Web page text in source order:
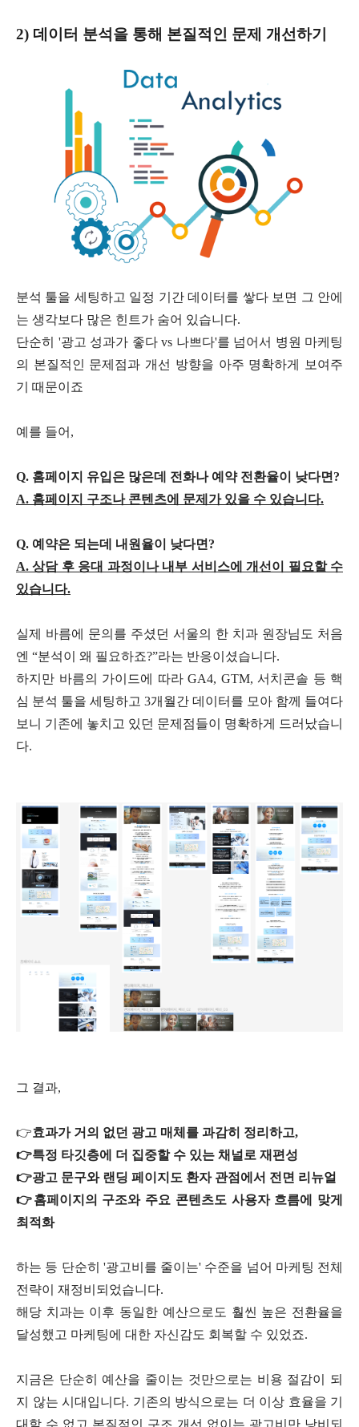
2) 데이터 분석을 통해 본질적인 문제 개선하기
분석 툴을 세팅하고 일정 기간 데이터를 쌓다 보면 그 안에
는 생각보다 많은 힌트가 숨어 있습니다.
단순히 '광고 성과가 좋다 vs 나쁘다'를 넘어서 병원 마케팅
의 본질적인 문제점과 개선 방향을 아주 명확하게 보여주
기 때문이죠
예를 들어,
Q. 홈페이지 유입은 많은데 전화나 예약 전환율이 낮다면?
A. 홈페이지 구조나 콘텐츠에 문제가 있을 수 있습니다.
Q. 예약은 되는데 내원율이 낮다면?
A. 상담 후 응대 과정이나 내부 서비스에 개선이 필요할 수
있습니다.
실제 바름에 문의를 주셨던 서울의 한 치과 원장님도 처음
엔 “분석이 왜 필요하죠?”라는 반응이셨습니다.
하지만 바름의 가이드에 따라 GA4, GTM, 서치콘솔 등 핵
심 분석 툴을 세팅하고 3개월간 데이터를 모아 함께 들여다
보니 기존에 놓치고 있던 문제점들이 명확하게 드러났습니
다.
그 결과,
👉효과가 거의 없던 광고 매체를 과감히 정리하고,
👉특정 타깃층에 더 집중할 수 있는 채널로 재편성
👉광고 문구와 랜딩 페이지도 환자 관점에서 전면 리뉴얼
👉홈페이지의 구조와 주요 콘텐츠도 사용자 흐름에 맞게
최적화
하는 등 단순히 '광고비를 줄이는' 수준을 넘어 마케팅 전체
전략이 재정비되었습니다.
해당 치과는 이후 동일한 예산으로도 훨씬 높은 전환율을
달성했고 마케팅에 대한 자신감도 회복할 수 있었죠.
지금은 단순히 예산을 줄이는 것만으로는 비용 절감이 되
지 않는 시대입니다. 기존의 방식으로는 더 이상 효율을 기